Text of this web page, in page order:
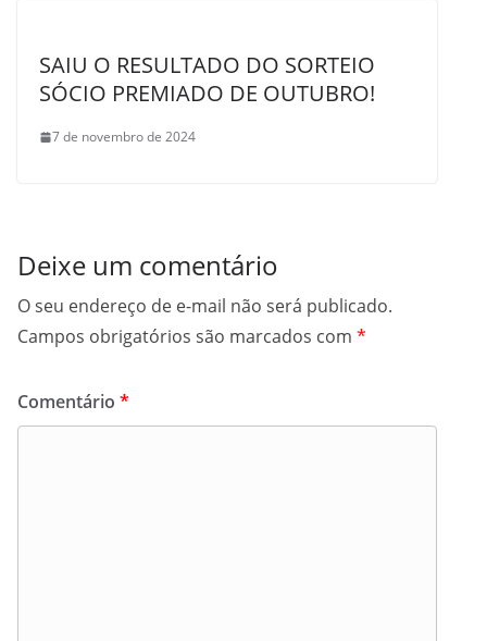
SAIU O RESULTADO DO SORTEIO
SÓCIO PREMIADO DE OUTUBRO!
7 de novembro de 2024
Deixe um comentário
O seu endereço de e-mail não será publicado.
Campos obrigatórios são marcados com *
Comentário *